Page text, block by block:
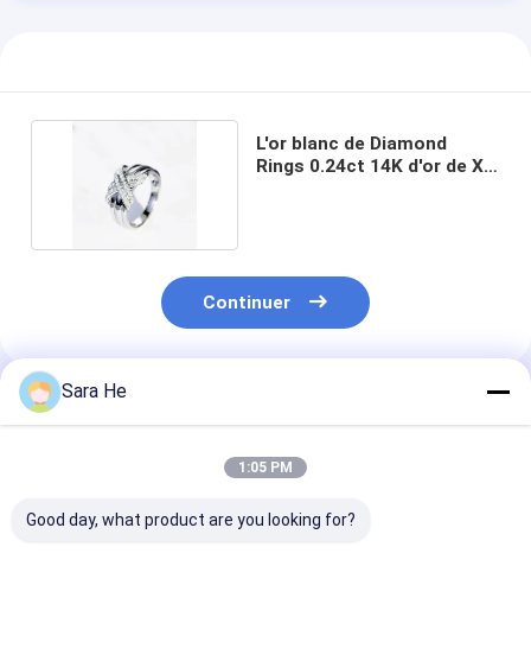
L'or blanc de Diamond
Rings 0.24ct 14K d'or de XO
Continuer
Produits Recommandés
Sara He
1:05 PM
Good day, what product are you looking for?